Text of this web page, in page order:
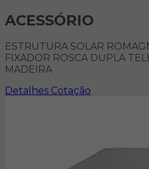
ACESSÓRIO
ESTRUTURA SOLAR
FIXADOR ROSCA DUPLA
MADEIRA
Detalhes Cotação